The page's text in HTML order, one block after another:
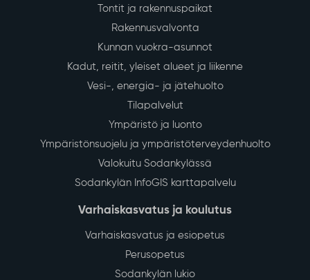
Tontit ja rakennuspaikat
Rakennusvalvonta
Kunnan vuokra-asunnot
Kadut, reitit, yleiset alueet ja liikenne
Vesi-, energia- ja jätehuolto
Tilapalvelut
Ympäristö ja luonto
Ympäristönsuojelu ja ympäristöterveydenhuolto
Valokuitu Sodankylässä
Sodankylän InfoGIS karttapalvelu
Varhaiskasvatus ja koulutus
Varhaiskasvatus ja esiopetus
Perusopetus
Sodankylän lukio